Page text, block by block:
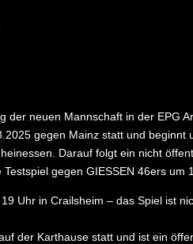
der neuen Mannschaft in der EPG
gegen Mainz statt und beginnt
Darauf folgt ein nicht
gegen GIESSEN 46ers um
Uhr in Crailsheim – das Spiel ist
der Karthause statt und ist ein